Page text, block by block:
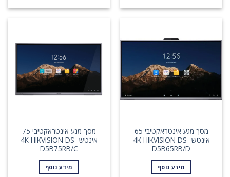
מסך מגע אינטראקטיבי 65
אינטש 4K HIKVISION DS-
D5B65RB/D
מידע נוסף
מסך מגע אינטראקטיבי 75
אינטש 4K HIKVISION DS-
D5B75RB/C
מידע נוסף